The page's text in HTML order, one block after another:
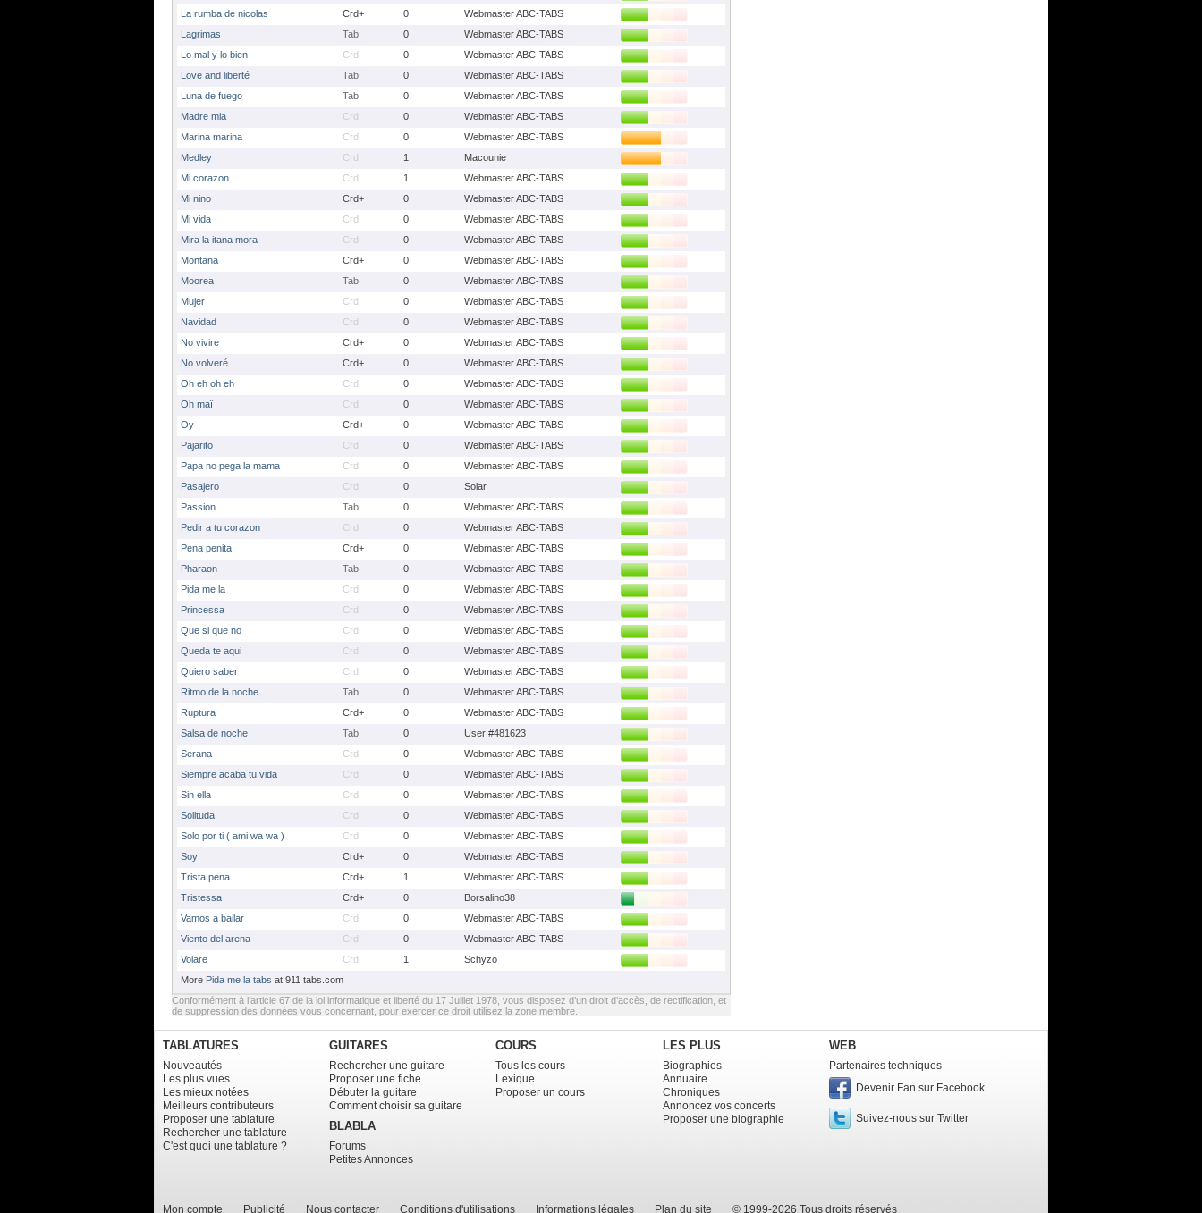
La rumba de nicolas
Crd+ 0
Webmaster ABC-TABS
Lagrimas
Tab 0
Webmaster ABC-TABS
Lo mal y lo bien
Crd 0
Webmaster ABC-TABS
Love and liberté
Tab 0
Webmaster ABC-TABS
Luna de fuego
Tab 0
Webmaster ABC-TABS
Madre mia
Crd 0
Webmaster ABC-TABS
Marina marina
Crd 0
Webmaster ABC-TABS
Medley
Crd 1
Macounie
Mi corazon
Crd 1
Webmaster ABC-TABS
Mi nino
Crd+ 0
Webmaster ABC-TABS
Mi vida
Crd 0
Webmaster ABC-TABS
Mira la itana mora
Crd 0
Webmaster ABC-TABS
Montana
Crd+ 0
Webmaster ABC-TABS
Moorea
Tab 0
Webmaster ABC-TABS
Mujer
Crd 0
Webmaster ABC-TABS
Navidad
Crd 0
Webmaster ABC-TABS
No vivire
Crd+ 0
Webmaster ABC-TABS
No volveré
Crd+ 0
Webmaster ABC-TABS
Oh eh oh eh
Crd 0
Webmaster ABC-TABS
Oh maî
Crd 0
Webmaster ABC-TABS
Oy
Crd+ 0
Webmaster ABC-TABS
Pajarito
Crd 0
Webmaster ABC-TABS
Papa no pega la mama
Crd 0
Webmaster ABC-TABS
Pasajero
Crd 0
Solar
Passion
Tab 0
Webmaster ABC-TABS
Pedir a tu corazon
Crd 0
Webmaster ABC-TABS
Pena penita
Crd+ 0
Webmaster ABC-TABS
Pharaon
Tab 0
Webmaster ABC-TABS
Pida me la
Crd 0
Webmaster ABC-TABS
Princessa
Crd 0
Webmaster ABC-TABS
Que si que no
Crd 0
Webmaster ABC-TABS
Queda te aqui
Crd 0
Webmaster ABC-TABS
Quiero saber
Crd 0
Webmaster ABC-TABS
Ritmo de la noche
Tab 0
Webmaster ABC-TABS
Ruptura
Crd+ 0
Webmaster ABC-TABS
Salsa de noche
Tab 0
User #481623
Serana
Crd 0
Webmaster ABC-TABS
Siempre acaba tu vida
Crd 0
Webmaster ABC-TABS
Sin ella
Crd 0
Webmaster ABC-TABS
Solituda
Crd 0
Webmaster ABC-TABS
Solo por ti ( ami wa wa )
Crd 0
Webmaster ABC-TABS
Soy
Crd+ 0
Webmaster ABC-TABS
Trista pena
Crd+ 1
Webmaster ABC-TABS
Tristessa
Crd+ 0
Borsalino38
Vamos a bailar
Crd 0
Webmaster ABC-TABS
Viento del arena
Crd 0
Webmaster ABC-TABS
Volare
Crd 1
Schyzo
More Pida me la tabs at 911 tabs.com
Conformément à l’article 67 de la loi informatique et liberté du 17 Juillet 1978, vous disposez d’un droit d’accès, de rectification, et
de suppression des données vous concernant, pour exercer ce droit utilisez la zone membre.
TABLATURES
Nouveautés
Les plus vues
Les mieux notées
Meilleurs contributeurs
Proposer une tablature
Rechercher une tablature
C'est quoi une tablature ?
GUITARES
Rechercher une guitare
Proposer une fiche
Débuter la guitare
Comment choisir sa guitare
BLABLA
Forums
Petites Annonces
COURS
Tous les cours
Lexique
Proposer un cours
LES PLUS
Biographies
Annuaire
Chroniques
Annoncez vos concerts
Proposer une biographie
WEB
Partenaires techniques
Devenir Fan sur Facebook
Suivez-nous sur Twitter
Mon compte Publicité Nous contacter Conditions d'utilisations Informations légales Plan du site © 1999-2026 Tous droits réservés